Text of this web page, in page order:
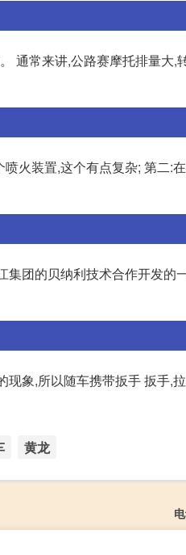
通常来讲,公路赛摩托排量大,
火装置,这个有点复杂; 第二:
团的贝纳利技术合作开发的
象,所以随车携带扳手 扳手,
黄龙